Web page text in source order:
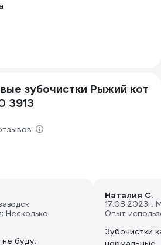
зубочистки Рыжий кот
3913
Несколько
буду.
Наталия С.
17.08.2023г.
Опыт
Зубочистки